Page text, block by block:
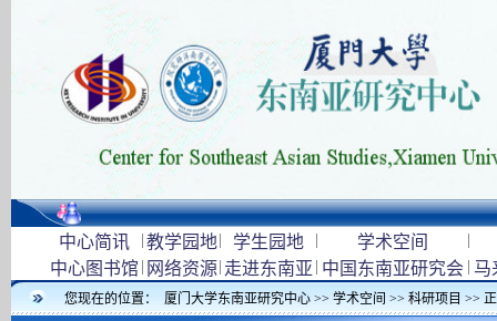
中心简讯 |教学园地| 学生园地 | 学术空间 |
中心图书馆 | 网络资源| 走进东南亚 | 中国东南亚研究会 | 马
您现在的位置： 厦门大学东南亚研究中心 >> 学术空间 >> 科研项目 >>